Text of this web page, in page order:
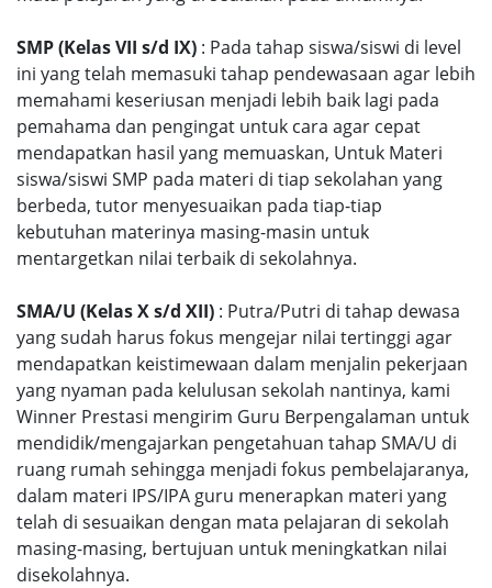
SMP (Kelas VII s/d IX) : Pada tahap siswa/siswi di level
ini yang telah memasuki tahap pendewasaan agar lebih
memahami keseriusan menjadi lebih baik lagi pada
pemahama dan pengingat untuk cara agar cepat
mendapatkan hasil yang memuaskan, Untuk Materi
siswa/siswi SMP pada materi di tiap sekolahan yang
berbeda, tutor menyesuaikan pada tiap-tiap
kebutuhan materinya masing-masin untuk
mentargetkan nilai terbaik di sekolahnya.
SMA/U (Kelas X s/d XII) : Putra/Putri di tahap dewasa
yang sudah harus fokus mengejar nilai tertinggi agar
mendapatkan keistimewaan dalam menjalin pekerjaan
yang nyaman pada kelulusan sekolah nantinya, kami
Winner Prestasi mengirim Guru Berpengalaman untuk
mendidik/mengajarkan pengetahuan tahap SMA/U di
ruang rumah sehingga menjadi fokus pembelajaranya,
dalam materi IPS/IPA guru menerapkan materi yang
telah di sesuaikan dengan mata pelajaran di sekolah
masing-masing, bertujuan untuk meningkatkan nilai
disekolahnya.